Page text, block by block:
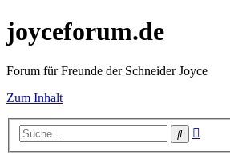
joyceforum.de
Forum für Freunde der Schneider Joyce
Zum Inhalt
Suche